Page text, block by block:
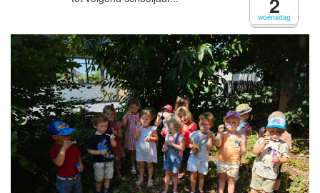
woensdag